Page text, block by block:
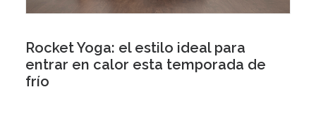
Rocket Yoga: el estilo ideal para
entrar en calor esta temporada de
frío